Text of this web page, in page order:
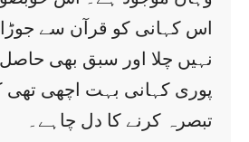
اس کہانی کو قرآن سے جوڑا
نہیں چلا اور سبق بھی
پوری کہانی بہت اچھی
تبصرہ کرنے کا دل چاہے۔